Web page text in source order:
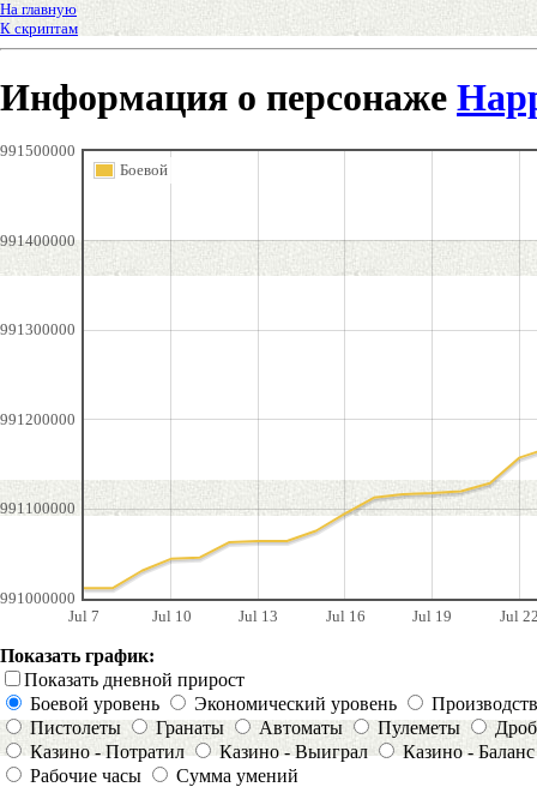
На главную
К скриптам
Информация о персонаже
Jul 7 Jul 10 Jul 13 Jul 16 Jul 19 Jul
991000000
991100000
991200000
991300000
991400000
991500000
Боевой
Показать график:
Показать дневной прирост
Боевой уровень
Экономический уровень
Пистолеты
Гранаты Автоматы Пулеметы
Казино - Потратил
Казино - Выиграл
Казино - Баланс
Рабочие часы
Сумма умений